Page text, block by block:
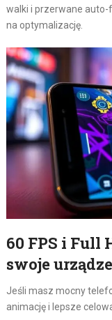
walki i przerwane auto-
na optymalizację.
60 FPS i Full
swoje
Jeśli masz mocny
animację i lepsze